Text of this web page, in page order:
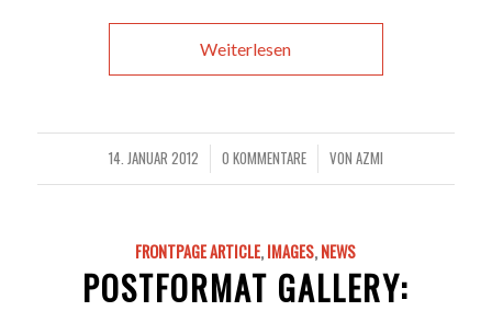
Weiterlesen
14. JANUAR 2012
/ 0 KOMMENTARE
/ VON AZMI
FRONTPAGE ARTICLE,IMAGES,NEWS
POSTFORMAT GALLERY: